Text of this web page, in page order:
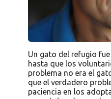
Un gato del refugio
hasta que los
problema no era el
que el verdadero
paciencia en los